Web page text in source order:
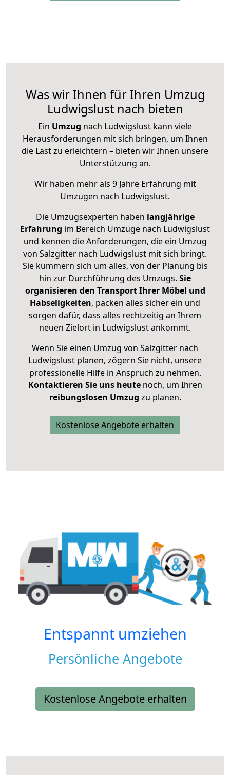
Was wir Ihnen für Ihren Umzug
Ludwigslust nach bieten
Ein Umzug nach Ludwigslust kann viele
Herausforderungen mit sich bringen, um Ihnen
die Last zu erleichtern – bieten wir Ihnen unsere
Unterstützung an.
Wir haben mehr als 9 Jahre Erfahrung mit
Umzügen nach Ludwigslust.
Die Umzugsexperten haben langjährige
Erfahrung im Bereich Umzüge nach Ludwigslust
und kennen die Anforderungen, die ein Umzug
von Salzgitter nach Ludwigslust mit sich bringt.
Sie kümmern sich um alles, von der Planung bis
hin zur Durchführung des Umzugs. Sie
organisieren den Transport Ihrer Möbel und
Habseligkeiten, packen alles sicher ein und
sorgen dafür, dass alles rechtzeitig an Ihrem
neuen Zielort in Ludwigslust ankommt.
Wenn Sie einen Umzug von Salzgitter nach
Ludwigslust planen, zögern Sie nicht, unsere
professionelle Hilfe in Anspruch zu nehmen.
Kontaktieren Sie uns heutenoch, um Ihren
reibungslosen Umzug zu planen.
Kostenlose Angebote erhalten
Entspannt umziehen
Persönliche Angebote
Kostenlose Angebote erhalten